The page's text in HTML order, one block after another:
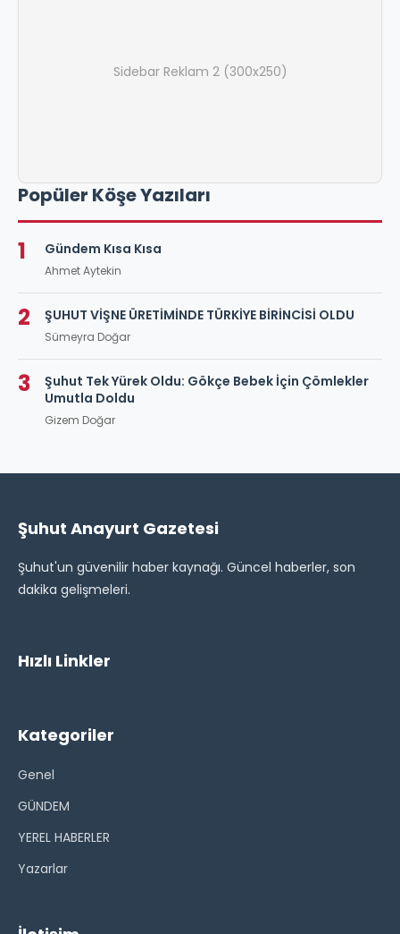
Sidebar Reklam 2 (300x250)
Popüler Köşe Yazıları
1 Gündem Kısa Kısa
Ahmet Aytekin
2 ŞUHUT VİŞNE ÜRETİMİNDE TÜRKİYE BİRİNCİSİ OLDU
Sümeyra Doğar
3
Şuhut Tek Yürek Oldu: Gökçe Bebek İçin Çömlekler
Umutla Doldu
Gizem Doğar
Şuhut Anayurt Gazetesi
Şuhut'un güvenilir haber kaynağı. Güncel haberler, son
dakika gelişmeleri.
Hızlı Linkler
Kategoriler
Genel
GÜNDEM
YEREL HABERLER
Yazarlar